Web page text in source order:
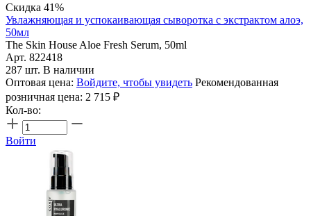
Скидка 41%
Увлажняющая и успокаивающая сыворотка с экстрактом алоэ,
50мл
The Skin House Aloe Fresh Serum, 50ml
Арт. 822418
287 шт. В наличии
Оптовая цена: Войдите, чтобы увидеть Рекомендованная
розничная цена: 2 715 ₽
Кол-во:
Войти